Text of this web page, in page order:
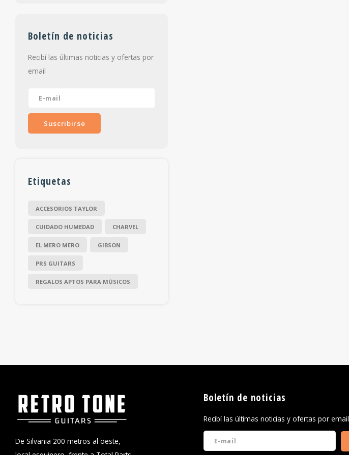
Boletín de noticias
Recibí las últimas noticias y ofertas por
email
Suscribirse
Etiquetas
ACCESORIOS TAYLOR
CUIDADO HUMEDAD CHARVEL
EL MERO MERO GIBSON
PRS GUITARS
REGALOS APTOS PARA MÚSICOS
De Silvania 200 metros al oeste,
Boletín de noticias
Recibí las últimas noticias y ofertas por email